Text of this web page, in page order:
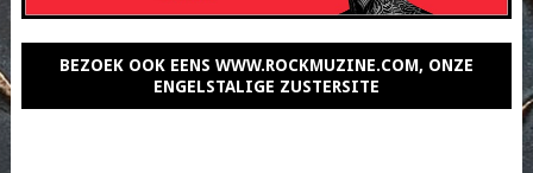
BEZOEK OOK EENS WWW.ROCKMUZINE.COM, ONZE
ENGELSTALIGE ZUSTERSITE